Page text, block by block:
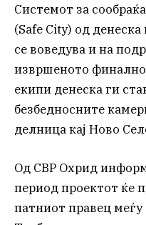
Системот за
(Safe City) од
се воведува и на
извршеното
екипи денеска ги
безбедносните
делница кај Ново
Од СВР Охрид
период проектот ќе
патниот правец